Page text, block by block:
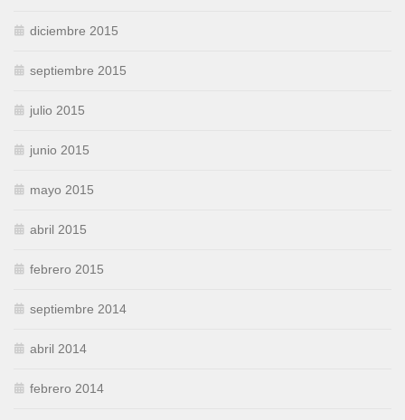
diciembre 2015
septiembre 2015
julio 2015
junio 2015
mayo 2015
abril 2015
febrero 2015
septiembre 2014
abril 2014
febrero 2014